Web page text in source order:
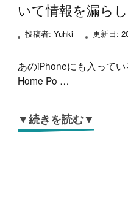
いて情報を漏ら
投稿者: Yuhki 更新日:
あのiPhoneにも入って
Home Po …
▼続きを読む▼